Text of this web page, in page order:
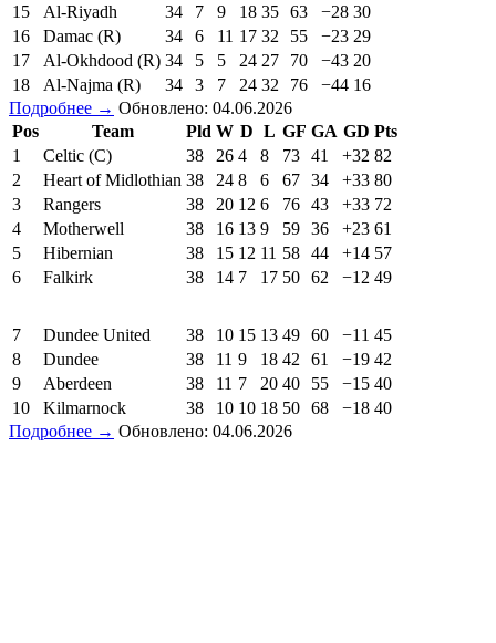
15
Al-Riyadh 34 7 9 18 35 63 −28 30
16
Damac (R) 34 6 11 17 32 55 −23 29
17
Al-Okhdood (R) 34 5 5 24 27 70 −43 20
18
Al-Najma (R) 34 3 7 24 32 76 −44 16
Подробнее → Обновлено: 04.06.2026
Pos
Team Pld W D L GF GA GD Pts
1
Celtic (C) 38 26 4 8 73 41 +32 82
2
Heart of Midlothian 38 24 8 6 67 34 +33 80
3
Rangers 38 20 12 6 76 43 +33 72
4
Motherwell 38 16 13 9 59 36 +23 61
5
Hibernian 38 15 12 11 58 44 +14 57
6
Falkirk 38 14 7 17 50 62 −12 49
7 Dundee United 38 10 15 13 49 60 −11 45
8
Dundee 38 11 9 18 42 61 −19 42
9
Aberdeen 38 11 7 20 40 55 −15 40
10
Kilmarnock 38 10 10 18 50 68 −18 40
Подробнее → Обновлено: 04.06.2026